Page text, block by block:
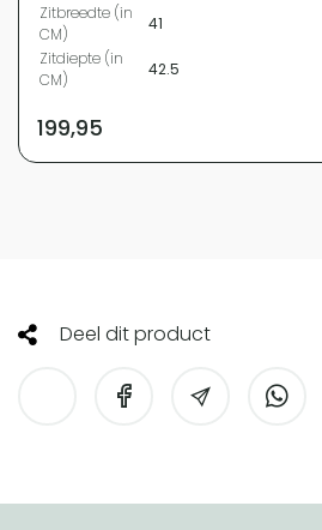
Zitbreedte (in
CM)
41
Zitdiepte (in
CM)
42.5
199,95
Deel dit product